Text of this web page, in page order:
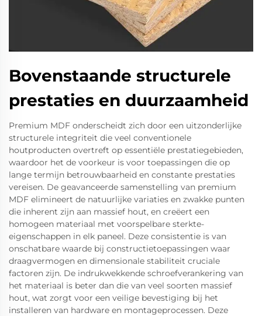
Bovenstaande structurele
prestaties en duurzaamheid
Premium MDF onderscheidt zich door een uitzonderlijke
structurele integriteit die veel conventionele
houtproducten overtreft op essentiële prestatiegebieden,
waardoor het de voorkeur is voor toepassingen die op
lange termijn betrouwbaarheid en constante prestaties
vereisen. De geavanceerde samenstelling van premium
MDF elimineert de natuurlijke variaties en zwakke punten
die inherent zijn aan massief hout, en creëert een
homogeen materiaal met voorspelbare sterkte-
eigenschappen in elk paneel. Deze consistentie is van
onschatbare waarde bij constructietoepassingen waar
draagvermogen en dimensionale stabiliteit cruciale
factoren zijn. De indrukwekkende schroefverankering van
het materiaal is beter dan die van veel soorten massief
hout, wat zorgt voor een veilige bevestiging bij het
installeren van hardware en montageprocessen. Deze